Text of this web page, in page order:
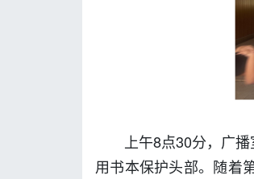
上午8点30分，广
用书本保护头部。随着